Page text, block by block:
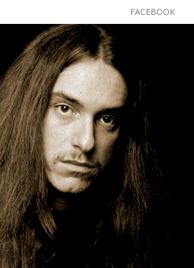
FACEBOOK